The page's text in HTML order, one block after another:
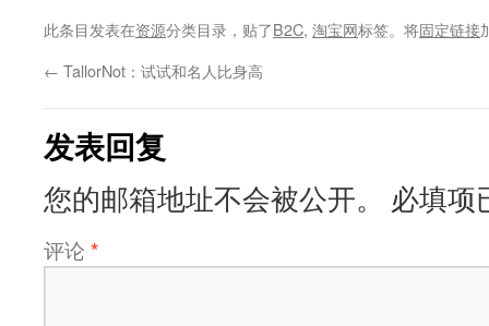
此条目发表在资源分类目录，贴了B2C, 淘宝网标签。将固定链接
← TallorNot：试试和名人比身高
发表回复
您的邮箱地址不会被公开。 必填项
评论 *